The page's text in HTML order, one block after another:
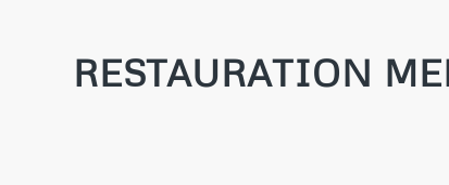
RESTAURATION